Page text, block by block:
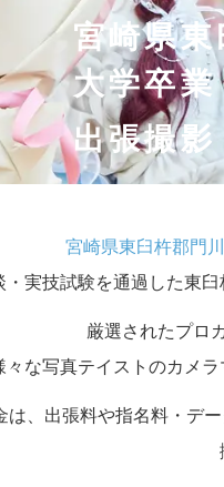
宮崎県
大学卒業
出張撮
宮崎県東臼杵郡門
・実技試験を通過した東
厳選されたプロ
々な写真テイストのカメ
は、出張料や指名料・デ